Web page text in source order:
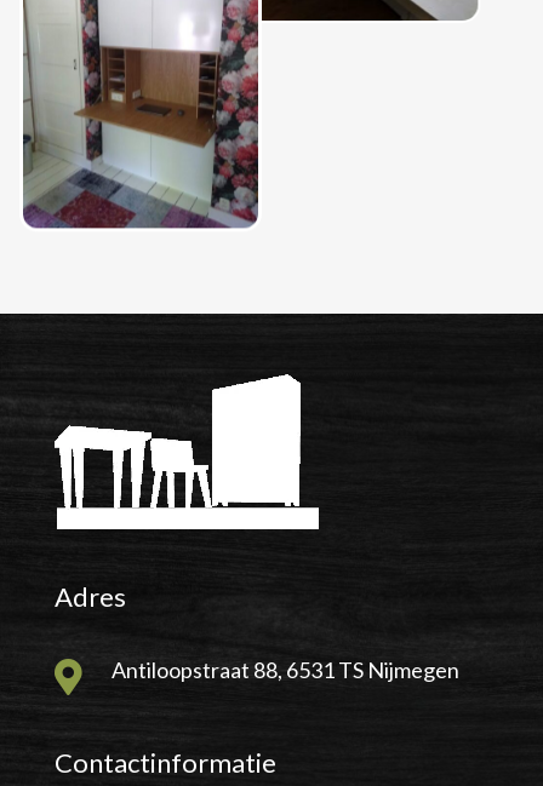
Adres
 Antiloopstraat 88, 6531 TS Nijmegen
Contactinformatie